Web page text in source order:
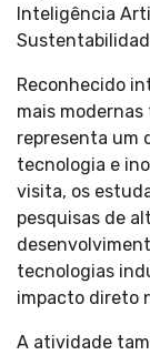
Inteligência
Reconhecido
mais
representa um
tecnologia e
visita, os
pesquisas de
tecnologias
impacto direto
A atividade